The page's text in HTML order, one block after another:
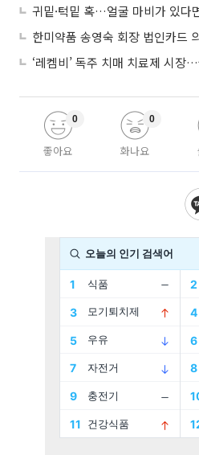
귀밑·턱밑 혹…얼굴 마비가 있다
‘레켐비’ 독주 치매 치료제 시장
좋아요
0
화나요
0